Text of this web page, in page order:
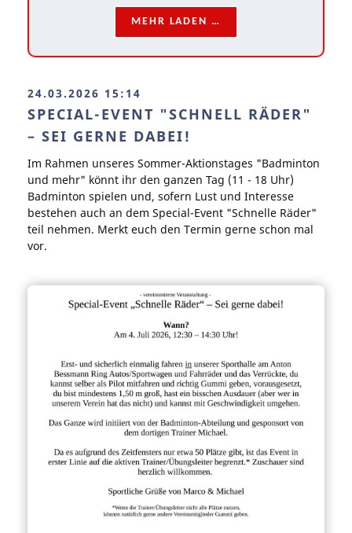
MEHR LADEN …
24.03.2026 15:14
SPECIAL-EVENT "SCHNELL RÄDER"
– SEI GERNE DABEI!
Im Rahmen unseres Sommer-Aktionstages "Badminton
und mehr" könnt ihr den ganzen Tag (11 - 18 Uhr)
Badminton spielen und, sofern Lust und Interesse
bestehen auch an dem Special-Event "Schnelle Räder"
teil nehmen. Merkt euch den Termin gerne schon mal
vor.